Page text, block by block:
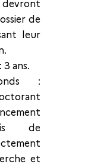
devront
de
leur
ans.
:
de
et